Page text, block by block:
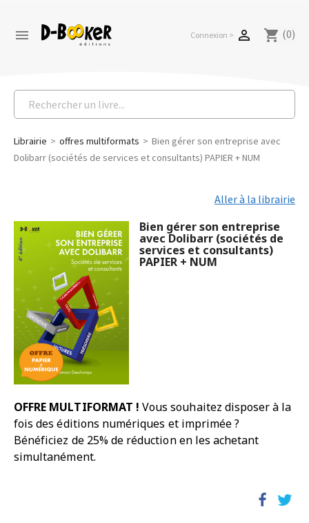
 Connexion >  shopping_cart (0)
Librairie offres multiformats
Bien gérer son entreprise avec
Dolibarr (sociétés de services et consultants) PAPIER + NUM
Aller à la librairie
Bien gérer son entreprise
avec Dolibarr (sociétés de
services et consultants)
PAPIER + NUM
OFFRE MULTIFORMAT ! Vous souhaitez disposer à la
fois des éditions numériques et imprimée ?
Bénéficiez de 25% de réduction en les achetant
simultanément.